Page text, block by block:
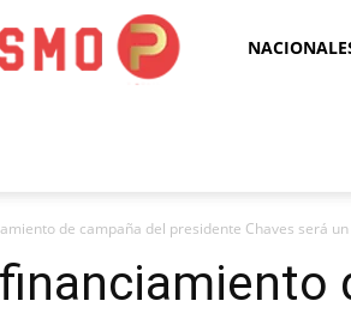
Puro
de campaña del presidente Chaves será